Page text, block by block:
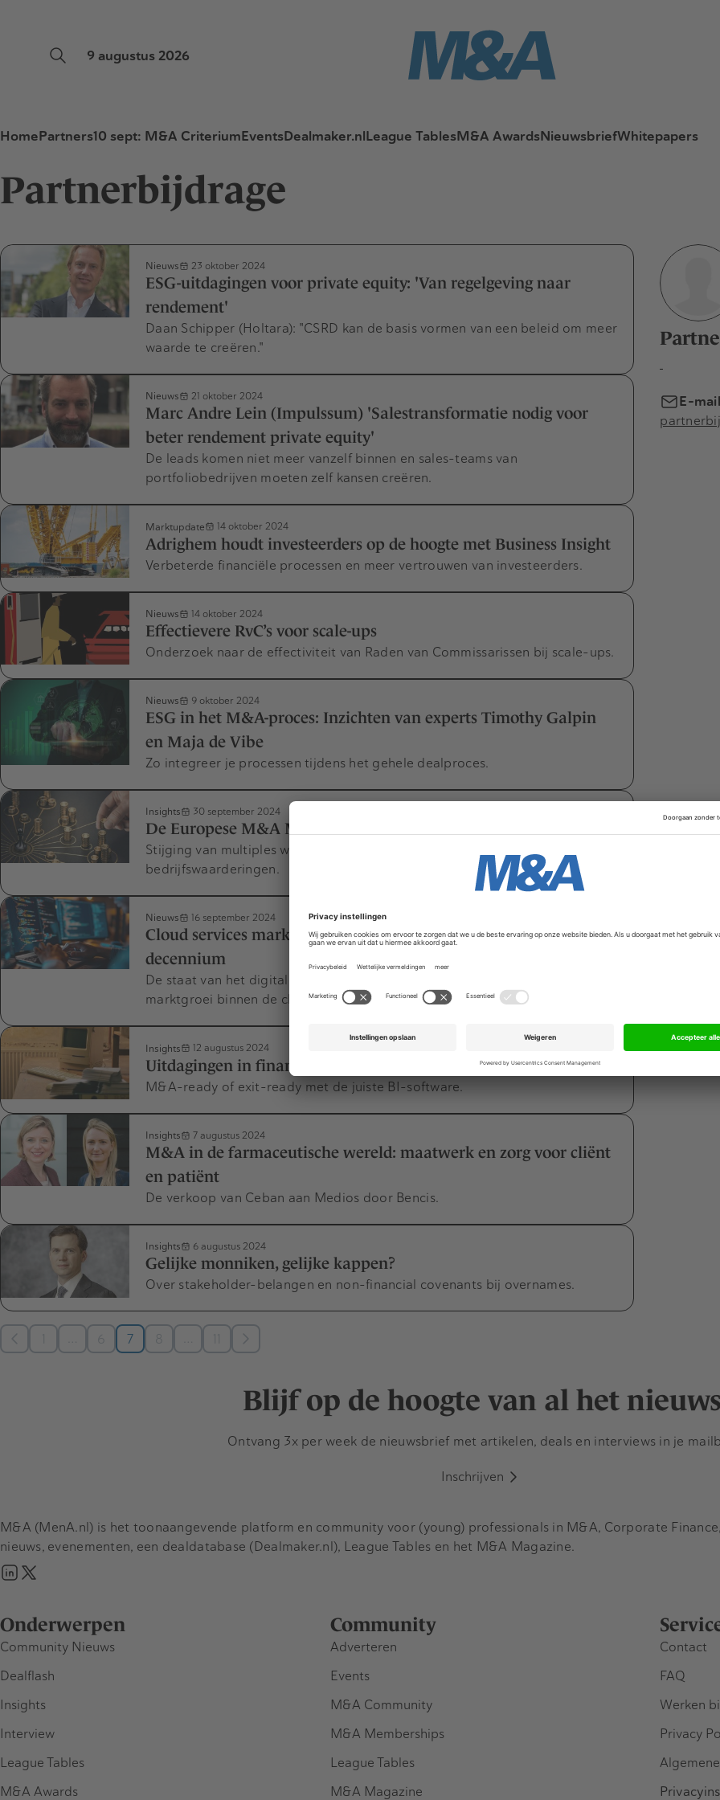
9 augustus 2026
HomePartners10 sept: M&A CriteriumEventsDealmaker.nlLeague TablesM&A AwardsNieuwsbriefWhitepapers
Partnerbijdrage
Nieuws 23 oktober 2024
ESG-uitdagingen voor private equity: 'Van regelgeving naar
rendement'
Daan Schipper (Holtara): "CSRD kan de basis vormen van een beleid om meer
waarde te creëren."
Nieuws 21 oktober 2024
Marc Andre Lein (Impulssum) 'Salestransformatie nodig voor
beter rendement private equity'
De leads komen niet meer vanzelf binnen en sales-teams van
portfoliobedrijven moeten zelf kansen creëren.
Marktupdate 14 oktober 2024
Adrighem houdt investeerders op de hoogte met Business Insight
Verbeterde financiële processen en meer vertrouwen van investeerders.
Nieuws 14 oktober 2024
Effectievere RvC’s voor scale-ups
Onderzoek naar de effectiviteit van Raden van Commissarissen bij scale-ups.
Nieuws 9 oktober 2024
ESG in het M&A-proces: Inzichten van experts Timothy Galpin
en Maja de Vibe
Zo integreer je processen tijdens het gehele dealproces.
Insights 30 september 2024
De Europese M&A Markt krijgt nieuwe impuls in 2024
Stijging van multiples wijst op een hernieuwd vertrouwen in
bedrijfswaarderingen.
Nieuws 16 september 2024
Cloud services markt: M&A-kansen bij groei in het digitale
decennium
De staat van het digitale decennium: een stuwende kracht voor de
marktgroei binnen de cloud services markt?
Insights 12 augustus 2024
Uitdagingen in financieel management: dit is hoe je ze overwint
M&A-ready of exit-ready met de juiste BI-software.
Insights 7 augustus 2024
M&A in de farmaceutische wereld: maatwerk en zorg voor cliënt
en patiënt
De verkoop van Ceban aan Medios door Bencis.
Insights 6 augustus 2024
Gelijke monniken, gelijke kappen?
Over stakeholder-belangen en non-financial covenants bij overnames.
6 7 8
-
E-
Blijf op de hoogte van al het
Ontvang 3x per week de nieuwsbrief met artikelen, deals en interviews in je
Inschrijven
Onderwerpen
Community Nieuws
Dealflash
Insights
Interview
League Tables
M&A Awards
Community
Adverteren
Events
M&A Community
M&A Memberships
League Tables
M&A Magazine
Contact
FAQ
Werken
Privacy
M&A (MenA.nl) is het toonaangevende platform en community voor (young) professionals in M&A, Corporate
nieuws, evenementen, een dealdatabase (Dealmaker.nl), League Tables en het M&A Magazine.